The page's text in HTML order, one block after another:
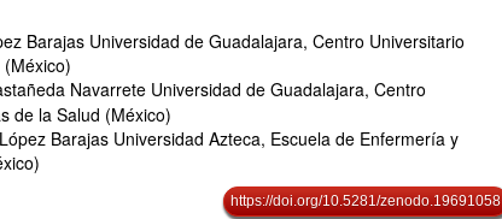
Barajas Universidad de Guadalajara, Centro Universitario
Navarrete Universidad de Guadalajara, Centro
de la Salud (México)
Barajas Universidad Azteca, Escuela de Enfermería y
https://doi.org/10.5281/zenodo.19691058